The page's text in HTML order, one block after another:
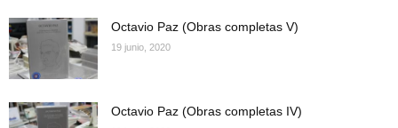
Octavio Paz (Obras completas V)
19 junio, 2020
Octavio Paz (Obras completas IV)